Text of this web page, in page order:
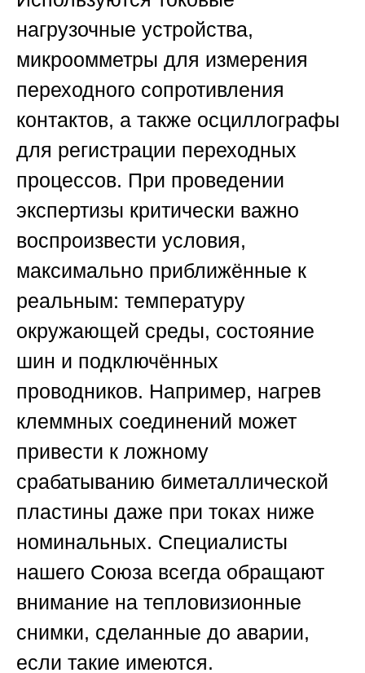
нагрузочные устройства,
микроомметры для измерения
переходного сопротивления
контактов, а также осциллографы
для регистрации переходных
процессов. При проведении
экспертизы критически важно
воспроизвести условия,
максимально приближённые к
реальным: температуру
окружающей среды, состояние
шин и подключённых
проводников. Например, нагрев
клеммных соединений может
привести к ложному
срабатыванию биметаллической
пластины даже при токах ниже
номинальных. Специалисты
нашего Союза всегда обращают
внимание на тепловизионные
снимки, сделанные до аварии,
если такие имеются.